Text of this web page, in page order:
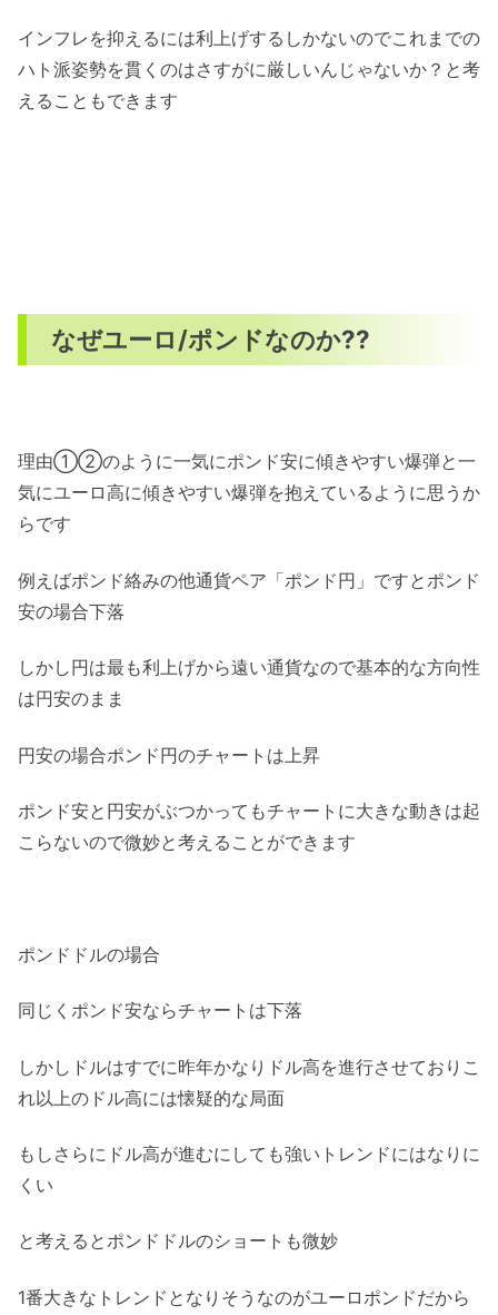
インフレを抑えるには利上げするしかないのでこれまでの
ハト派姿勢を貫くのはさすがに厳しいんじゃないか？と考
えることもできます
なぜユーロ/ポンドなのか??
理由①②のように一気にポンド安に傾きやすい爆弾と一
気にユーロ高に傾きやすい爆弾を抱えているように思うか
らです
例えばポンド絡みの他通貨ペア「ポンド円」ですとポンド
安の場合下落
しかし円は最も利上げから遠い通貨なので基本的な方向性
は円安のまま
円安の場合ポンド円のチャートは上昇
ポンド安と円安がぶつかってもチャートに大きな動きは起
こらないので微妙と考えることができます
ポンドドルの場合
同じくポンド安ならチャートは下落
しかしドルはすでに昨年かなりドル高を進行させておりこ
れ以上のドル高には懐疑的な局面
もしさらにドル高が進むにしても強いトレンドにはなりに
くい
と考えるとポンドドルのショートも微妙
1番大きなトレンドとなりそうなのがユーロポンドだから